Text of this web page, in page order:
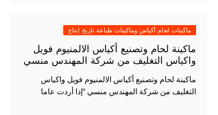
ماكينات لحام أكياس وماكينات طباعة تاريخ إنتاج
ماكينة لحام وتصنيع أكياس الالمنيوم فويل
واكياس التغليف من شركة المهندس منسي
ماكينة لحام وتصنيع أكياس الالمنيوم فويل واكياس
التغليف من شركة المهندس منسي “إذا أردت عاما